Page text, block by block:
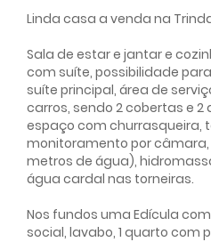
Linda casa a venda na
Sala de estar e jantar e
com suíte, possibilidade
suíte principal, área de
carros, sendo 2 cobertas e 2
espaço com churrasqueira,
monitoramento por
metros de água),
água cardal nas torneiras.
Nos fundos uma Edícula
social, lavabo, 1 quarto com